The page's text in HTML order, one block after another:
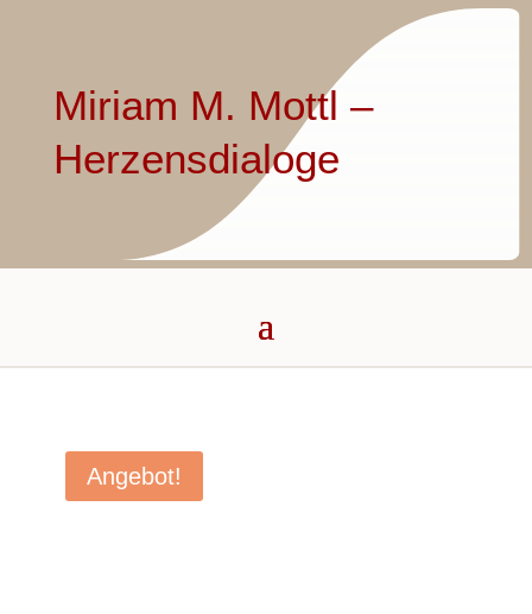
Miriam M. Mottl –
Herzensdialoge
Angebot!